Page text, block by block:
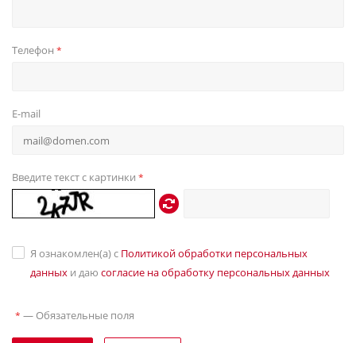
Телефон *
E-mail
Введите текст с картинки *
Я ознакомлен(а) с Политикой обработки персональных
данных и даю согласие на обработку персональных данных
* — Обязательные поля